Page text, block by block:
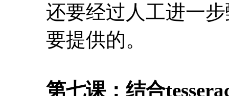
还要经过人工进一
要提供的。
第七课：结合